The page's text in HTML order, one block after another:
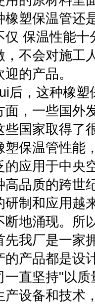
橡塑保温管还
仅 保温性能十
，不会对施工
迎的产品。
后，这种橡塑
面，一些国外
些国家取得了
塑保温管性能
的应用于中央
高品质的跨世
研制和应用越
断地涌现。所
先我厂是一家
的产品都是设
一直坚持"以质
产设备和技术